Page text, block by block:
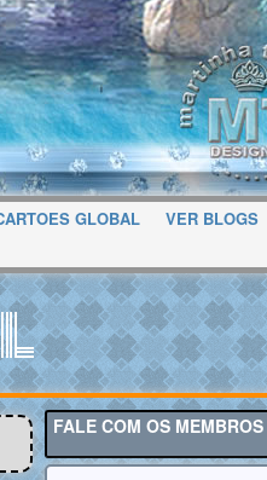
GLOBAL VER BLOGS
FALE COM OS MEMBROS